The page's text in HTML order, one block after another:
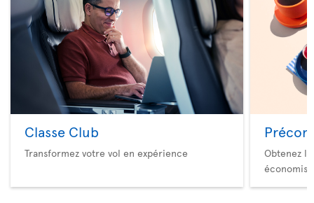
Classe Club
Transformez votre vol en expérience
Obtenez